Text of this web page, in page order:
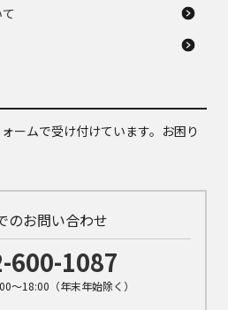
ームで受け付けています。お困り
のお問い合わせ
600-1087
～18:00（年末年始除く）